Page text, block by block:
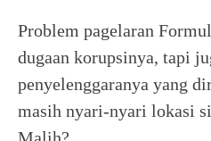
Problem pagelaran
dugaan korupsinya, tapi
penyelenggaranya yang
masih nyari-nyari lokasi